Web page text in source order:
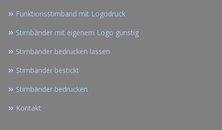
Funktionsstirnband mit Logodruck
Stirnbänder mit eigenem Logo günstig
Stirnbänder bedrucken lassen
Stirnbänder bestickt
Stirnbänder bedrucken
Kontakt